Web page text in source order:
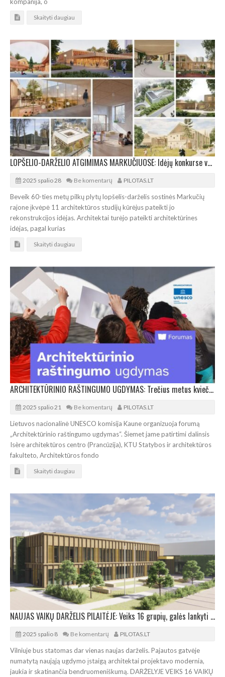
kompanija, o
Skaityti daugiau
LOPŠELIO-DARŽELIO ATGIMIMAS MARKUČIUOSE: Idėjų konkurse varžosi 11 vizijų
2025 spalio 28 Be komentarų PILOTAS.LT
Beveik 60-ties metų pilkų plytų lopšelis-darželis sostinės Markučių
rajone įkvėpė 11 architektūros studijų kūrėjus pateikti jo
rekonstrukcijos idėjas. Architektai turėjo pateikti architektūrines
idėjas, pagal kurias
Skaityti daugiau
ARCHITEKTŪRINIO RAŠTINGUMO UGDYMAS: Trečius metus kviečia dialogui
2025 spalio 21 Be komentarų PILOTAS.LT
Lietuvos nacionalinė UNESCO komisija Kaune organizuoja forumą
„Architektūrinio raštingumo ugdymas“. Šiemet jame patirtimi dalinsis
Isère architektūros centro (Prancūzija), KTU Statybos ir architektūros
fakulteto, Architektūros fondo
Skaityti daugiau
NAUJAS VAIKŲ DARŽELIS PILAITĖJE: Veiks 16 grupių, galės lankyti 320 mažylių
2025 spalio 8 Be komentarų PILOTAS.LT
Vilniuje bus statomas dar vienas naujas darželis. Pajautos gatvėje
numatytą naująją ugdymo įstaigą architektai projektavo modernia,
jaukia ir skatinančia bendruomeniškumą. DARŽELYJE VEIKS 16 VAIKŲ